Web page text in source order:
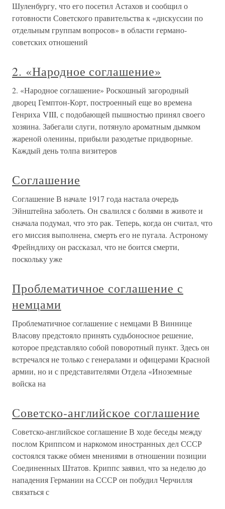
Шуленбургу, что его посетил Астахов и сообщил о
готовности Советского правительства к «дискуссии по
отдельным группам вопросов» в области германо-
советских отношений
2. «Народное соглашение»
2. «Народное соглашение» Роскошный загородный
дворец Гемптон-Корт, построенный еще во времена
Генриха VIII, с подобающей пышностью принял своего
хозяина. Забегали слуги, потянуло ароматным дымком
жареной оленины, прибыли разодетые придворные.
Каждый день толпа визитеров
Соглашение
Соглашение В начале 1917 года настала очередь
Эйнштейна заболеть. Он свалился с болями в животе и
сначала подумал, что это рак. Теперь, когда он считал, что
его миссия выполнена, смерть его не пугала. Астроному
Фрейндлиху он рассказал, что не боится смерти,
поскольку уже
Проблематичное соглашение с
немцами
Проблематичное соглашение с немцами В Виннице
Власову предстояло принять судьбоносное решение,
которое представляло собой поворотный пункт. Здесь он
встречался не только с генералами и офицерами Красной
армии, но и с представителями Отдела «Иноземные
войска на
Советско-английское соглашение
Советско-английское соглашение В ходе беседы между
послом Криппсом и наркомом иностранных дел СССР
состоялся также обмен мнениями в отношении позиции
Соединенных Штатов. Криппс заявил, что за неделю до
нападения Германии на СССР он побудил Черчилля
связаться с